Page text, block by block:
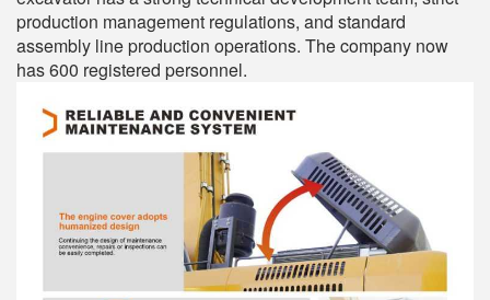
production management regulations, and standard
assembly line production operations. The company now
has 600 registered personnel.